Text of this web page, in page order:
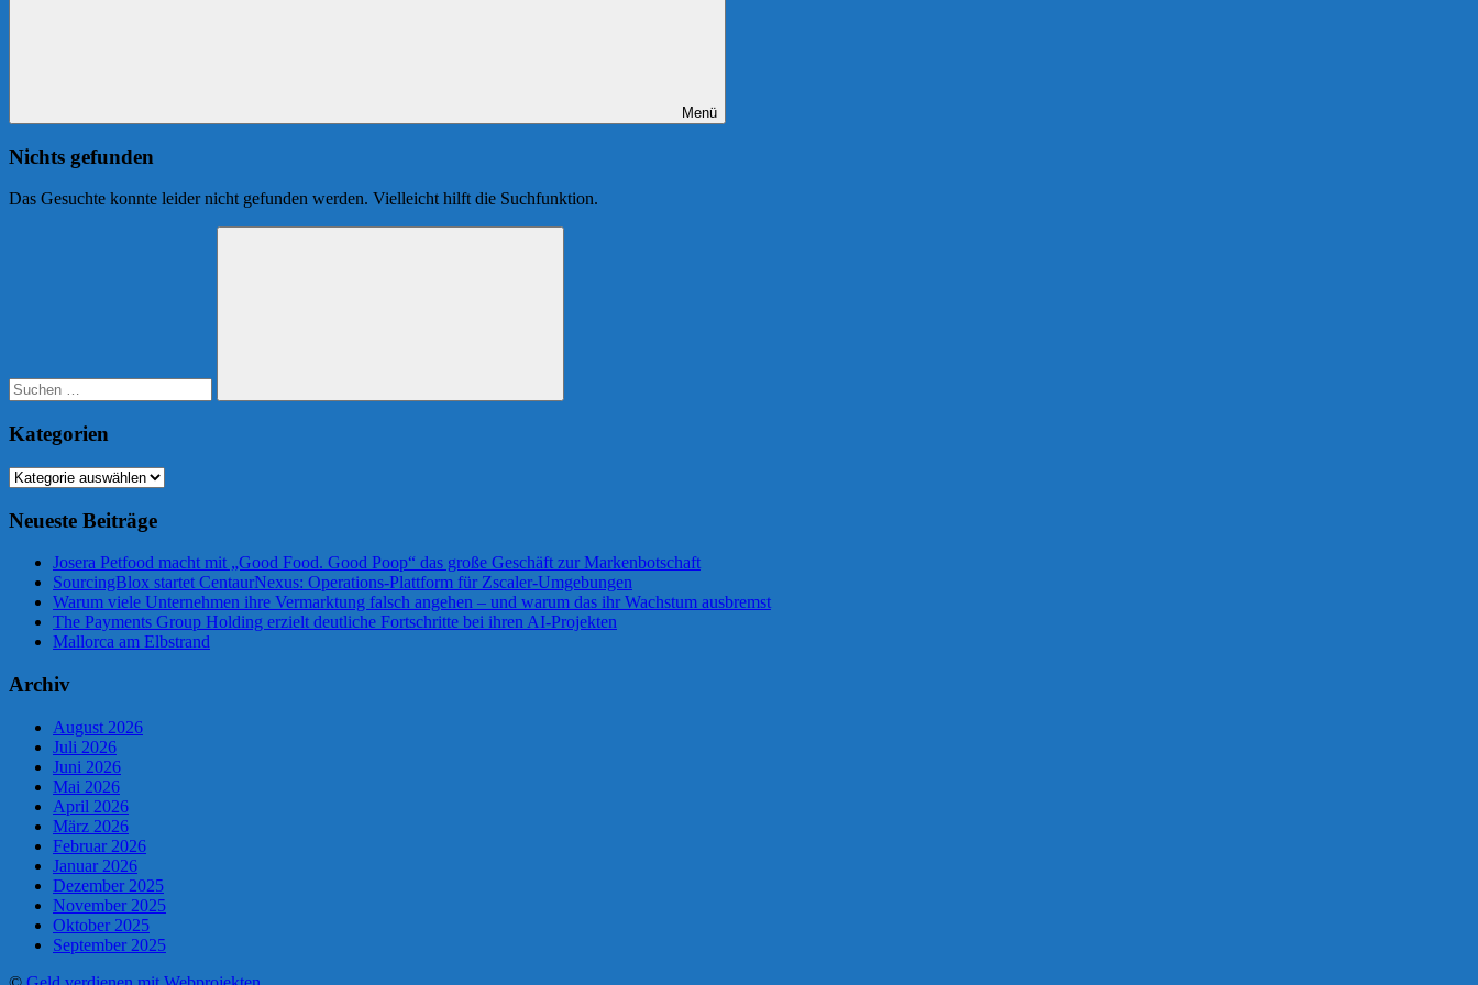
Menü
Nichts gefunden
Das Gesuchte konnte leider nicht gefunden werden. Vielleicht hilft die Suchfunktion.
Suchen
Kategorien
Kategorien
Neueste Beiträge
Josera Petfood macht mit „Good Food. Good Poop“ das große Geschäft zur Markenbotschaft
SourcingBlox startet CentaurNexus: Operations-Plattform für Zscaler-Umgebungen
Warum viele Unternehmen ihre Vermarktung falsch angehen – und warum das ihr Wachstum ausbremst
The Payments Group Holding erzielt deutliche Fortschritte bei ihren AI-Projekten
Mallorca am Elbstrand
Archiv
August 2026
Juli 2026
Juni 2026
Mai 2026
April 2026
März 2026
Februar 2026
Januar 2026
Dezember 2025
November 2025
Oktober 2025
September 2025